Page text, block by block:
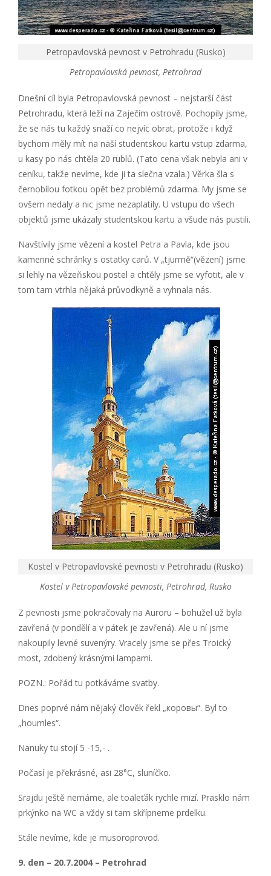
Petropavlovská pevnost v Petrohradu (Rusko)
Petropavlovská pevnost, Petrohrad
Dnešní cíl byla Petropavlovská pevnost – nejstarší část
Petrohradu, která leží na Zaječím ostrově. Pochopily jsme,
že se nás tu každý snaží co nejvíc obrat, protože i když
bychom měly mít na naší studentskou kartu vstup zdarma,
u kasy po nás chtěla 20 rublů. (Tato cena však nebyla ani v
ceníku, takže nevíme, kde ji ta slečna vzala.) Věrka šla s
černobílou fotkou opět bez problémů zdarma. My jsme se
ovšem nedaly a nic jsme nezaplatily. U vstupu do všech
objektů jsme ukázaly studentskou kartu a všude nás pustili.
Navštívily jsme vězení a kostel Petra a Pavla, kde jsou
kamenné schránky s ostatky carů. V „tjurmě“(vězení) jsme
si lehly na vězeňskou postel a chtěly jsme se vyfotit, ale v
tom tam vtrhla nějaká průvodkyně a vyhnala nás.
Kostel v Petropavlovské pevnosti v Petrohradu (Rusko)
Kostel v Petropavlovské pevnosti, Petrohrad, Rusko
Z pevnosti jsme pokračovaly na Auroru – bohužel už byla
zavřená (v pondělí a v pátek je zavřená). Ale u ní jsme
nakoupily levné suvenýry. Vracely jsme se přes Troický
most, zdobený krásnými lampami.
POZN.: Pořád tu potkáváme svatby.
Dnes poprvé nám nějaký člověk řekl „коровы“. Byl to
„houmles“.
Nanuky tu stojí 5 -15,- .
Počasí je překrásné, asi 28°C, sluníčko.
Srajdu ještě nemáme, ale toaleťák rychle mizí. Prasklo nám
prkýnko na WC a vždy si tam skřípneme prdelku.
Stále nevíme, kde je musoroprovod.
9. den – 20.7.2004 – Petrohrad